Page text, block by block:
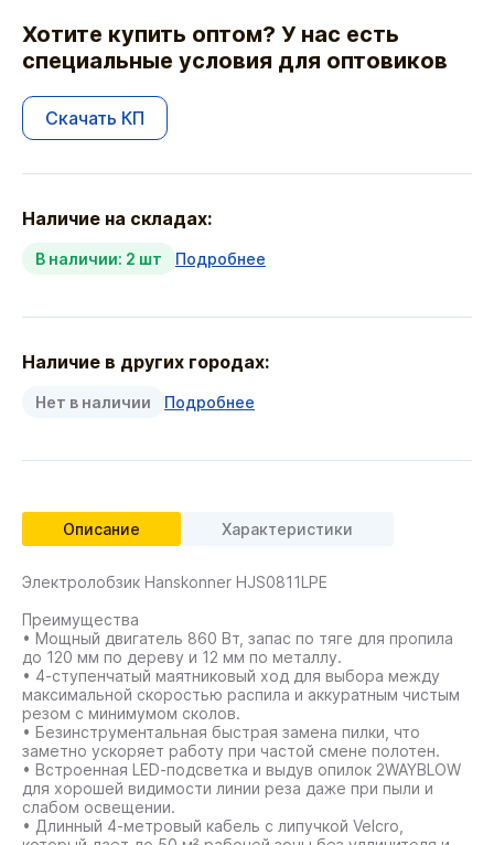
Хотите купить оптом? У нас есть
специальные условия для оптовиков
Скачать КП
Наличие на складах:
В наличии: 2 шт Подробнее
Наличие в других городах:
Нет в наличии Подробнее
Описание Характеристики
Электролобзик Hanskonner HJS0811LPE
Преимущества
• Мощный двигатель 860 Вт, запас по тяге для пропила
до 120 мм по дереву и 12 мм по металлу.
• 4‑ступенчатый маятниковый ход для выбора между
максимальной скоростью распила и аккуратным чистым
резом с минимумом сколов.
• Безинструментальная быстрая замена пилки, что
заметно ускоряет работу при частой смене полотен.
• Встроенная LED‑подсветка и выдув опилок 2WAYBLOW
для хорошей видимости линии реза даже при пыли и
слабом освещении.
• Длинный 4‑метровый кабель с липучкой Velcro,